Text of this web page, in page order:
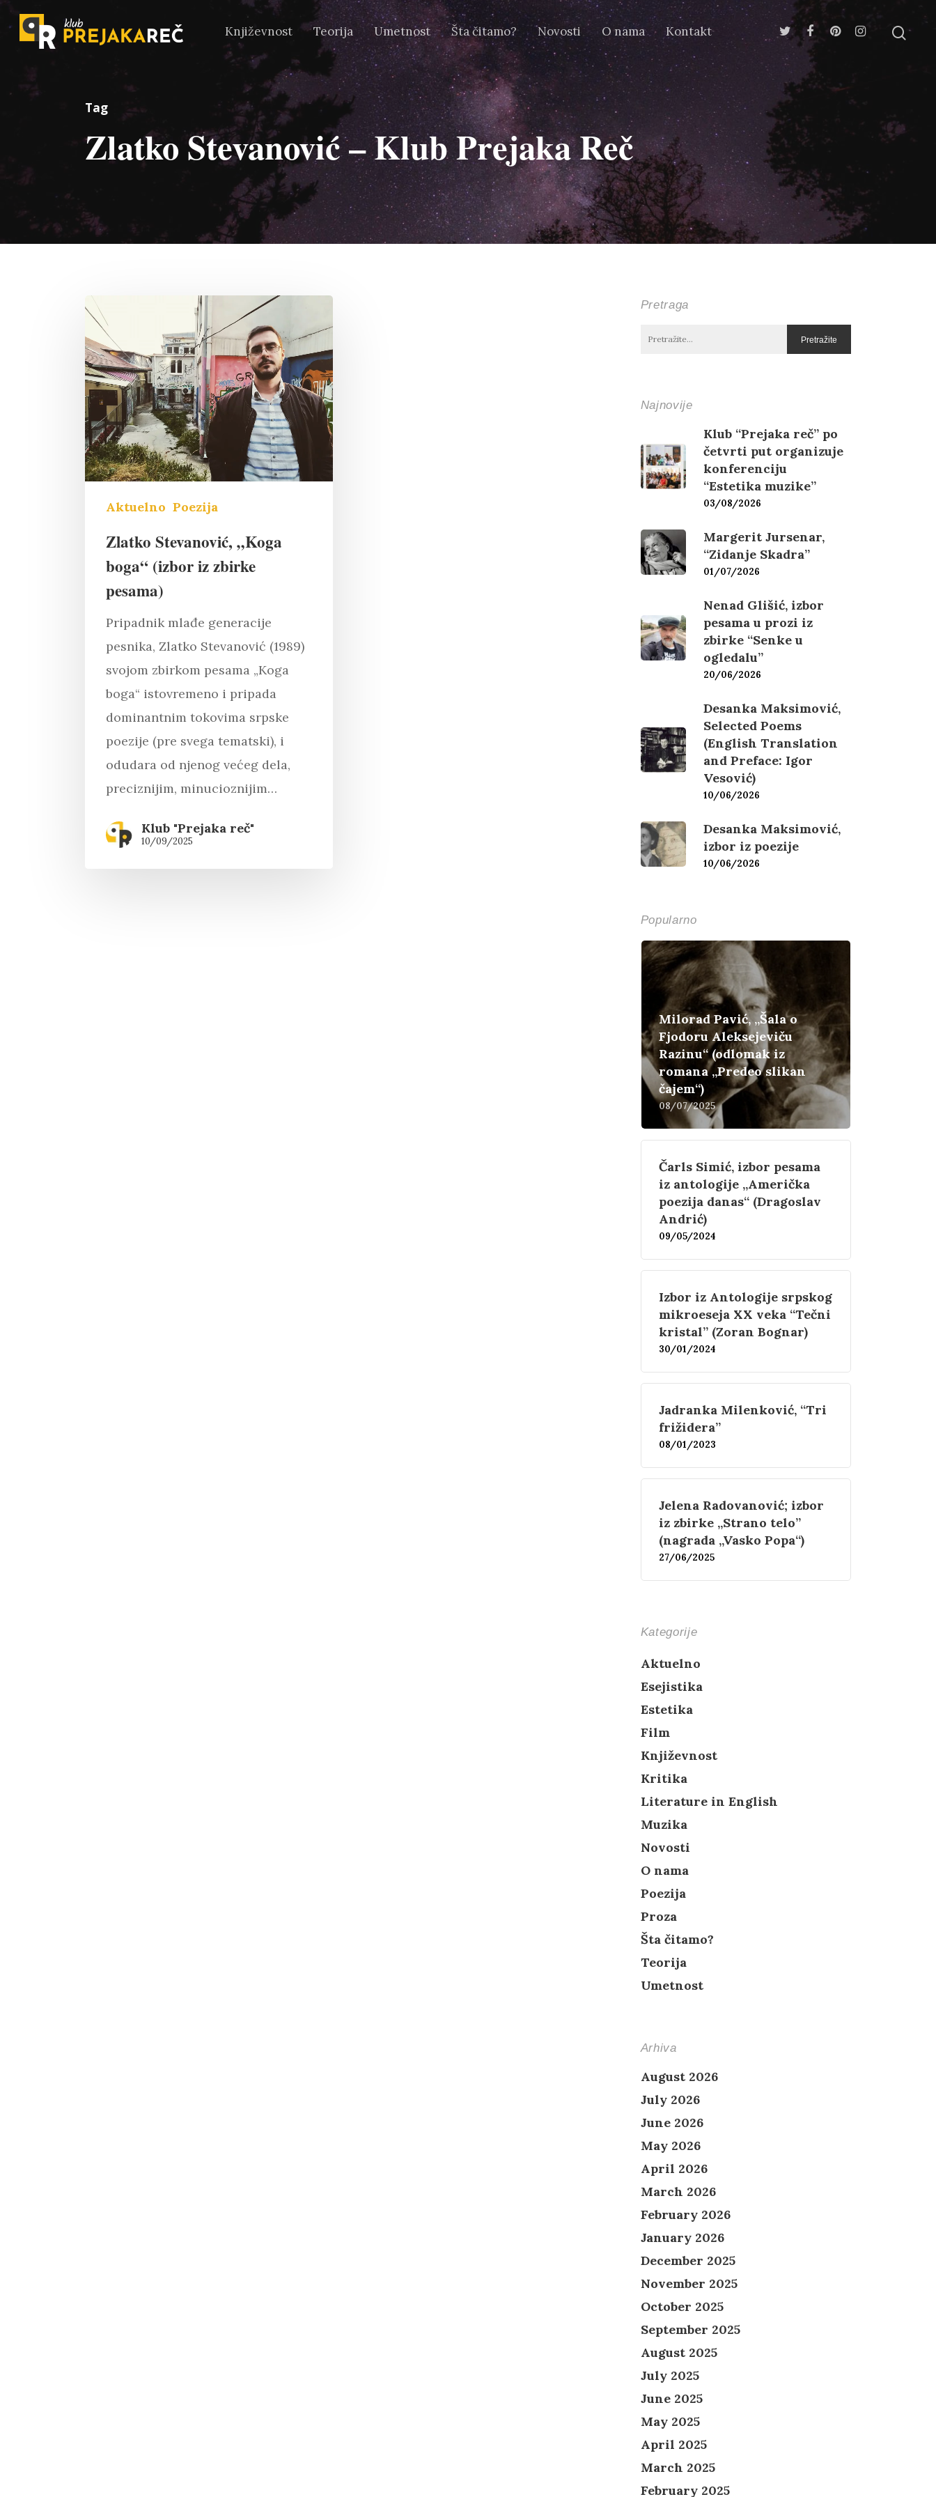
Pritisnite "Enter" da pretražite ili "Esc" da izađete
Književnost Teorija Umetnost Šta čitamo? Novosti O nama Kontakt
Tag
Zlatko Stevanović – Klub Prejaka Reč
Aktuelno Poezija
Zlatko Stevanović, „Koga
boga“ (izbor iz zbirke
pesama)
Pripadnik mlađe generacije
pesnika, Zlatko Stevanović (1989)
svojom zbirkom pesama „Koga
boga“ istovremeno i pripada
dominantnim tokovima srpske
poezije (pre svega tematski), i
odudara od njenog većeg dela,
preciznijim, minucioznijim…
Klub "Prejaka reč"
10/09/2025
Pretraga
Najnovije
Klub “Prejaka reč” po
četvrti put organizuje
konferenciju
“Estetika muzike”
03/08/2026
Margerit Jursenar,
“Zidanje Skadra”
01/07/2026
Nenad Glišić, izbor
pesama u prozi iz
zbirke “Senke u
ogledalu”
20/06/2026
Desanka Maksimović,
Selected Poems
(English Translation
and Preface: Igor
Vesović)
10/06/2026
Desanka Maksimović,
izbor iz poezije
10/06/2026
Popularno
Milorad Pavić, „Šala o
Fjodoru Aleksejeviču
Razinu“ (odlomak iz
romana „Predeo slikan
čajem“)
08/07/2025
Čarls Simić, izbor pesama
iz antologije „Američka
poezija danas“ (Dragoslav
Andrić)
09/05/2024
Izbor iz Antologije srpskog
mikroeseja XX veka “Tečni
kristal” (Zoran Bognar)
30/01/2024
Jadranka Milenković, “Tri
frižidera”
08/01/2023
Jelena Radovanović; izbor
iz zbirke „Strano telo”
(nagrada „Vasko Popa“)
27/06/2025
Kategorije
Aktuelno
Esejistika
Estetika
Film
Književnost
Kritika
Literature in English
Muzika
Novosti
O nama
Poezija
Proza
Šta čitamo?
Teorija
Umetnost
Arhiva
August 2026
July 2026
June 2026
May 2026
April 2026
March 2026
February 2026
January 2026
December 2025
November 2025
October 2025
September 2025
August 2025
July 2025
June 2025
May 2025
April 2025
March 2025
February 2025